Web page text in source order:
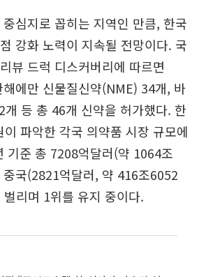
심지로 꼽히는 지역인 만큼, 한국
강화 노력이 지속될 전망이다. 국
뷰 드럭 디스커버리에 따르면
에만 신물질신약(NME) 34개, 바
개 등 총 46개 신약을 허가했다. 한
파악한 각국 의약품 시장 규모에
기준 총 7208억달러(약 1064조
국(2821억달러, 약 416조6052
리며 1위를 유지 중이다.